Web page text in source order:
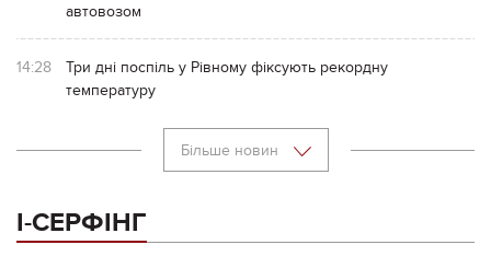
автовозом
14:28
Три дні поспіль у Рівному фіксують рекордну
температуру
Більше новин
І-СЕРФІНГ